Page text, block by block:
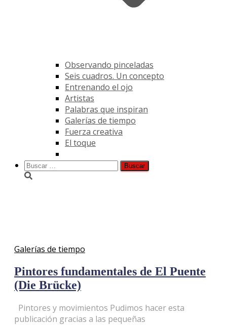
Observando pinceladas
Seis cuadros. Un concepto
Entrenando el ojo
Artistas
Palabras que inspiran
Galerías de tiempo
Fuerza creativa
El toque
Buscar:
Galerías de tiempo
Pintores fundamentales de El Puente
(Die Brücke)
Pintores y movimientos Pudimos hacer esta
publicación gracias a las pequeñas